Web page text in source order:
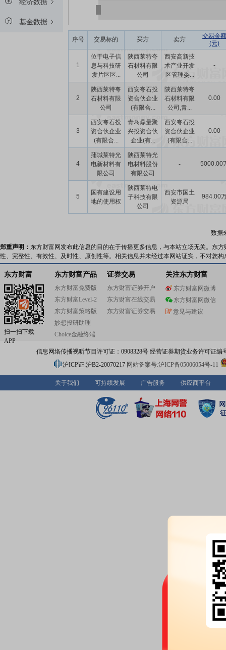
经济数据
基金数据
序号 交易标的 买方 卖方
交易金额
(元)
1
位于电子信
息与科技研
发片区区...
陕西莱特夸
石材料有限
公司
西安高新技
术产业开发
区管理委...
-
2
陕西莱特夸
石材料有限
公司
西安夸石投
资合伙企业
(有限合...
陕西莱特夸
石材料有限
公司,青...
0.00
3
西安夸石投
资合伙企业
(有限合...
青岛鼎量聚
兴投资合伙
企业(有...
西安夸石投
资合伙企业
(有限合...
0.00
4
蒲城莱特光
电新材料有
限公司
陕西莱特光
电材料股份
有限公司
- 5000.00
5
国有建设用
地的使用权
陕西莱特电
子科技有限
公司
西安市国土
资源局
984.00
数据
郑重声明： 东方财富网发布此信息的目的在于传播更多信息，与本站立场无关。东
性、完整性、有效性、及时性、原创性等。相关信息并未经过本网站证实，不对您
东方财富
扫一扫下载
APP
东方财富产品
东方财富免费版
东方财富Level-2
东方财富策略版
妙想投研助理
Choice金融终端
证券交易
东方财富证券开户
东方财富在线交易
东方财富证券交易
关注东方财富
东方财富网微博
东方财富网微信
意见与建议
信息网络传播视听节目许可证：0908328号 经营证券期货业务许可证编
沪ICP证:沪B2-20070217 网站备案号:沪ICP备05006054号-11
关于我们 可持续发展 广告服务 供应商平台